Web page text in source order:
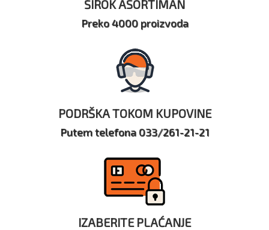
ŠIROK ASORTIMAN
Preko 4000 proizvoda
PODRŠKA TOKOM KUPOVINE
Putem telefona 033/261-21-21
IZABERITE PLAĆANJE